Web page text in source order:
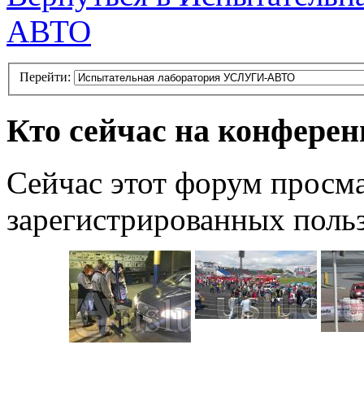
АВТО
Перейти:
Кто сейчас на
Сейчас этот форум
зарегистрированных